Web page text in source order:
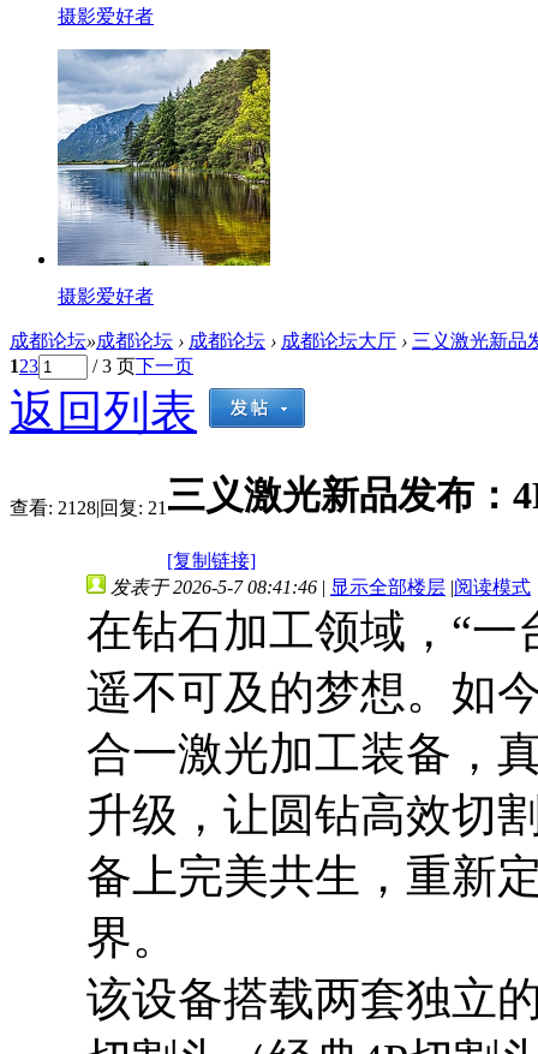
摄影爱好者
摄影爱好者
成都论坛»成都论坛 › 成都论坛 › 成都论坛大厅 › 三义激光新品
123 / 3 页下一页
返回列表
查看: 2128|回复: 21 三义激光新品发布：
[复制链接]
发表于 2026-5-7 08:41:46 | 显示全部楼层 |阅读模式
在钻石加工领域，“
遥不可及的梦想。如
合一激光加工装备，
升级，让圆钻高效切
备上完美共生，重新
界。
该设备搭载两套独立